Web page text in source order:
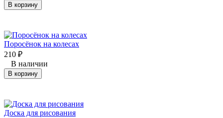
В корзину
Поросёнок на колесах
210 ₽
В наличии
В корзину
Доска для рисования